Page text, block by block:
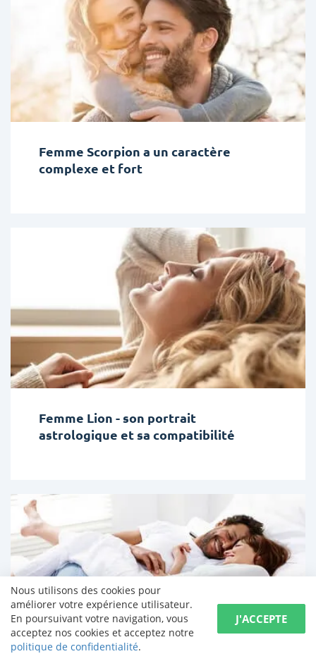
Femme Scorpion a un caractère
complexe et fort
Femme Lion - son portrait
astrologique et sa compatibilité
Nous utilisons des cookies pour
améliorer votre expérience utilisateur.
En poursuivant votre navigation, vous
acceptez nos cookies et acceptez notre
politique de confidentialité.
J'ACCEPTE